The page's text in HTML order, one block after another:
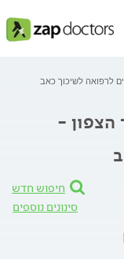
לרפואה לשיכוך כאב
הצפון -
חיפוש חדש
סינונים נוספים